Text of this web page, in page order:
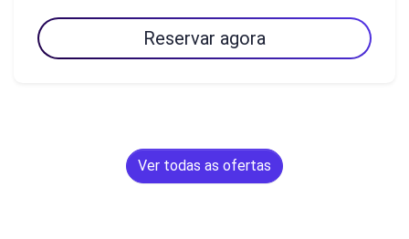
Reservar agora
Ver todas as ofertas